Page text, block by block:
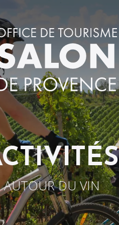
AUTOUR DU VIN